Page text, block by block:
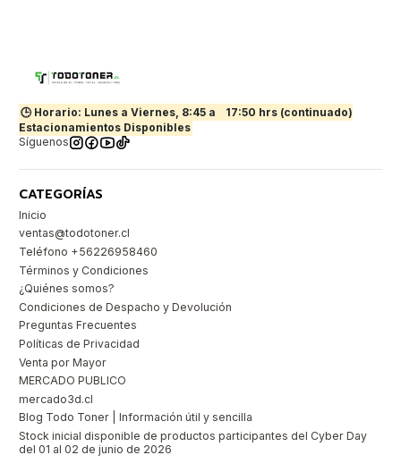
🕒 Horario: Lunes a Viernes, 8:45 a
17:50 hrs (continuado)
Estacionamientos Disponibles
Síguenos
CATEGORÍAS
Inicio
ventas@todotoner.cl
Teléfono +56226958460
Términos y Condiciones
¿Quiénes somos?
Condiciones de Despacho y Devolución
Preguntas Frecuentes
Políticas de Privacidad
Venta por Mayor
MERCADO PUBLICO
mercado3d.cl
Blog Todo Toner | Información útil y sencilla
Stock inicial disponible de productos participantes del Cyber Day
del 01 al 02 de junio de 2026